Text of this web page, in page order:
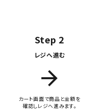
Step 2
レジへ進む
arrow_forward
カート画面で商品と金額を
確認しレジへ進みます。